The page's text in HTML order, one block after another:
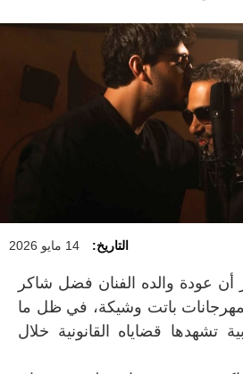
التاريخ: 14 مايو 2026
عودة والده الفنان فضل شاكر
باتت وشيكة، في ظل ما
تشهدها قضاياه القانونية خلال